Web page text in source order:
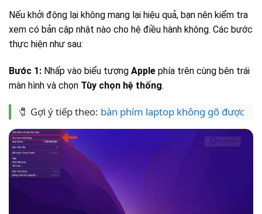
Nếu khởi động lại không mang lại hiệu quả, bạn nên kiểm tra
xem có bản cập nhật nào cho hệ điều hành không. Các bước
thực hiện như sau:
Bước 1: Nhấp vào biểu tượng Apple phía trên cùng bên trái
màn hình và chọn Tùy chọn hệ thống.
🧷 Gợi ý tiếp theo: bàn phím laptop không gõ được